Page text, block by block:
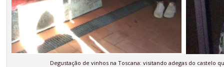
Degustação de vinhos na Toscana: visitando adegas do castelo